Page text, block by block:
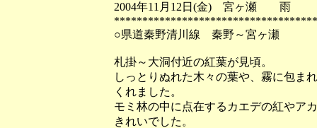
2004年11月12日(金) 宮ヶ瀬 雨
○県道秦野清川線 秦野～宮ヶ瀬
札掛～大洞付近の紅葉が見頃。
しっとりぬれた木々の葉や、霧に包ま
くれました。
モミ林の中に点在するカエデの紅やア
きれいでした。